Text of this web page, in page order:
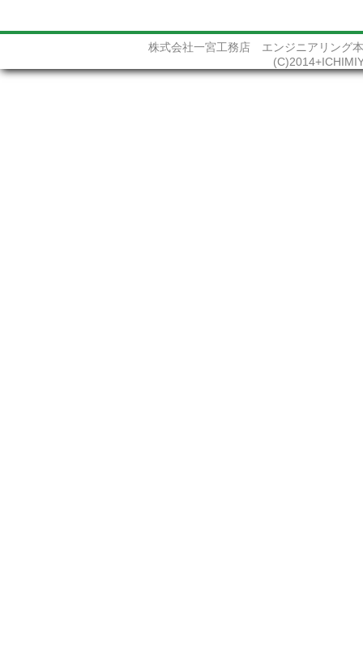
株式会社一宮工務店 エンジニアリン